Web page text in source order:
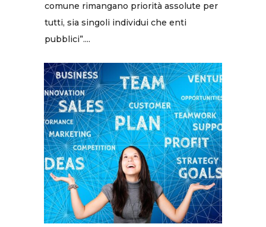
comune rimangano priorità assolute per
tutti, sia singoli individui che enti
pubblici”....